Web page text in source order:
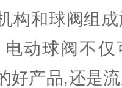
构和球阀组
动球阀不
好产品,还是